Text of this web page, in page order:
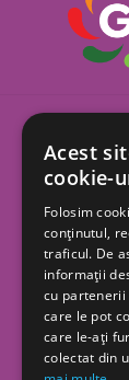
Sos.
23A,
Luni -
0730
Acest
cookie-
Folosim
conținutul,
traficul. De
informații
cu partenerii
care le pot
care le-ați
colectat din